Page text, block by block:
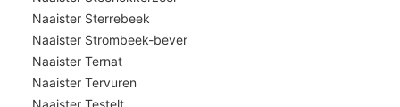
Naaister Sterrebeek
Naaister Strombeek-bever
Naaister Ternat
Naaister Tervuren
Naaister Testelt